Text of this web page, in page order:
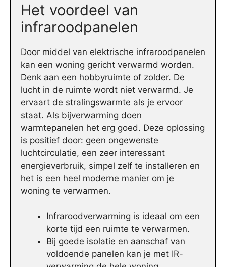
Het voordeel van
infraroodpanelen
Door middel van elektrische infraroodpanelen
kan een woning gericht verwarmd worden.
Denk aan een hobbyruimte of zolder. De
lucht in de ruimte wordt niet verwarmd. Je
ervaart de stralingswarmte als je ervoor
staat. Als bijverwarming doen
warmtepanelen het erg goed. Deze oplossing
is positief door: geen ongewenste
luchtcirculatie, een zeer interessant
energieverbruik, simpel zelf te installeren en
het is een heel moderne manier om je
woning te verwarmen.
Infraroodverwarming is ideaal om een
korte tijd een ruimte te verwarmen.
Bij goede isolatie en aanschaf van
voldoende panelen kan je met IR-